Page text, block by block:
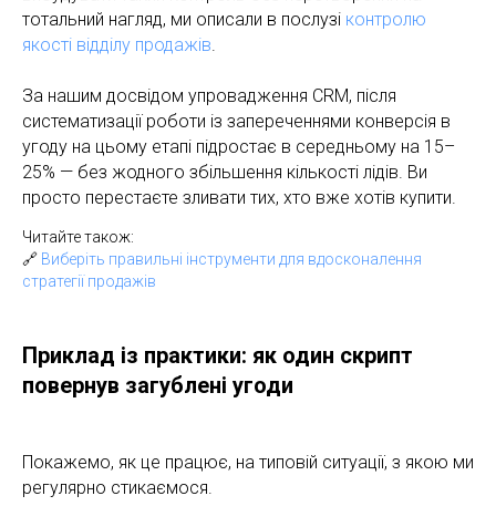
тотальний нагляд, ми описали в послузі контролю
якості відділу продажів.
За нашим досвідом упровадження CRM, після
систематизації роботи із запереченнями конверсія в
угоду на цьому етапі підростає в середньому на 15–
25% — без жодного збільшення кількості лідів. Ви
просто перестаєте зливати тих, хто вже хотів купити.
Читайте також:
🔗 Виберіть правильні інструменти для вдосконалення
стратегії продажів
Приклад із практики: як один скрипт
повернув загублені угоди
Покажемо, як це працює, на типовій ситуації, з якою ми
регулярно стикаємося.